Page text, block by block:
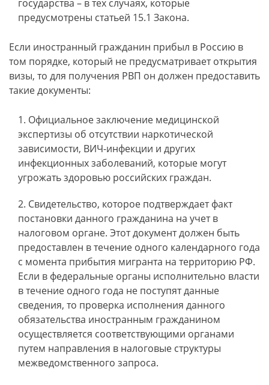
государства – в тех случаях, которые
предусмотрены статьей 15.1 Закона.
Если иностранный гражданин прибыл в Россию в
том порядке, который не предусматривает открытия
визы, то для получения РВП он должен предоставить
такие документы:
Официальное заключение медицинской
экспертизы об отсутствии наркотической
зависимости, ВИЧ-инфекции и других
инфекционных заболеваний, которые могут
угрожать здоровью российских граждан.
Свидетельство, которое подтверждает факт
постановки данного гражданина на учет в
налоговом органе. Этот документ должен быть
предоставлен в течение одного календарного года
с момента прибытия мигранта на территорию РФ.
Если в федеральные органы исполнительно власти
в течение одного года не поступят данные
сведения, то проверка исполнения данного
обязательства иностранным гражданином
осуществляется соответствующими органами
путем направления в налоговые структуры
межведомственного запроса.